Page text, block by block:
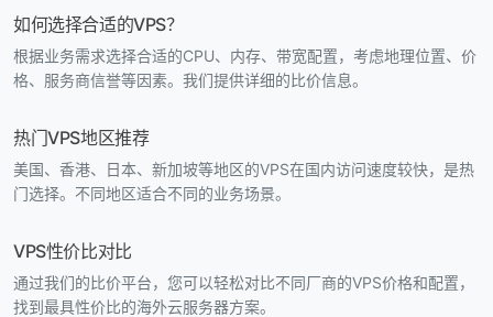
如何选择合适的VPS？
根据业务需求选择合适的CPU、内存、带宽配置，考虑地理位置、价
格、服务商信誉等因素。我们提供详细的比价信息。
热门VPS地区推荐
美国、香港、日本、新加坡等地区的VPS在国内访问速度较快，是热
门选择。不同地区适合不同的业务场景。
VPS性价比对比
通过我们的比价平台，您可以轻松对比不同厂商的VPS价格和配置，
找到最具性价比的海外云服务器方案。